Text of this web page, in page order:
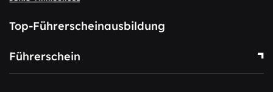
Top-Führerscheinausbildung
Führerschein